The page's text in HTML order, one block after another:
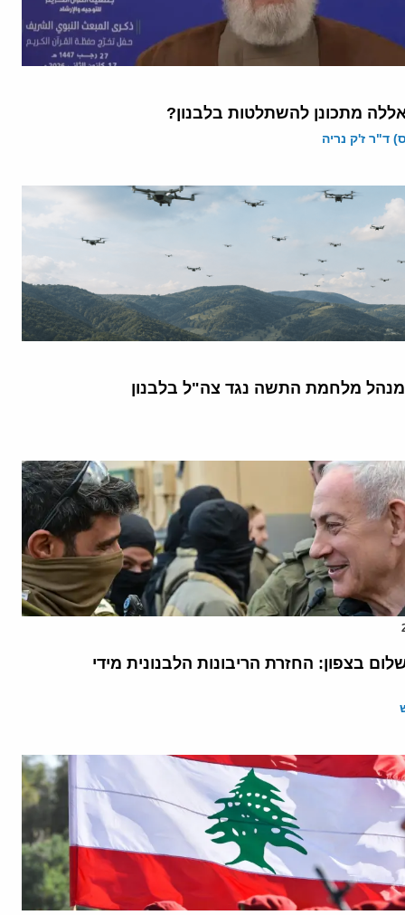
מתכונן להשתלטות בלבנון?
ד"ר ז'ק נריה
מלחמת התשה נגד צה"ל בלבנון
בצפון: החזרת הריבונות הלבנונית מידי